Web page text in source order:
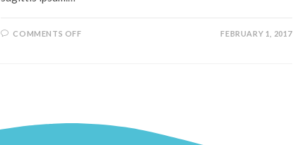
COMMENTS OFF FEBRUARY 1, 2017